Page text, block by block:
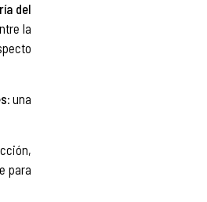
del
la
: una
para